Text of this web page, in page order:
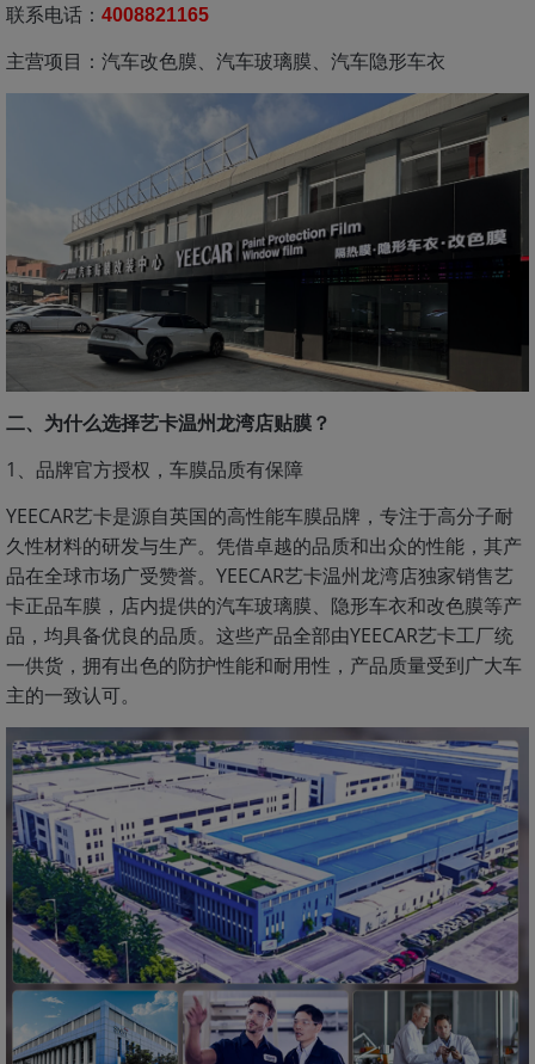
联系电话： 4008821165
主营项目：汽车改色膜、汽车玻璃膜、汽车隐形车衣
二、为什么选择艺卡温州龙湾店贴膜？
1、品牌官方授权，车膜品质有保障
YEECAR艺卡是源自英国的高性能车膜品牌，专注于高分子耐
久性材料的研发与生产。凭借卓越的品质和出众的性能，其产
品在全球市场广受赞誉。YEECAR艺卡温州龙湾店独家销售艺
卡正品车膜，店内提供的汽车玻璃膜、隐形车衣和改色膜等产
品，均具备优良的品质。这些产品全部由YEECAR艺卡工厂统
一供货，拥有出色的防护性能和耐用性，产品质量受到广大车
主的一致认可。